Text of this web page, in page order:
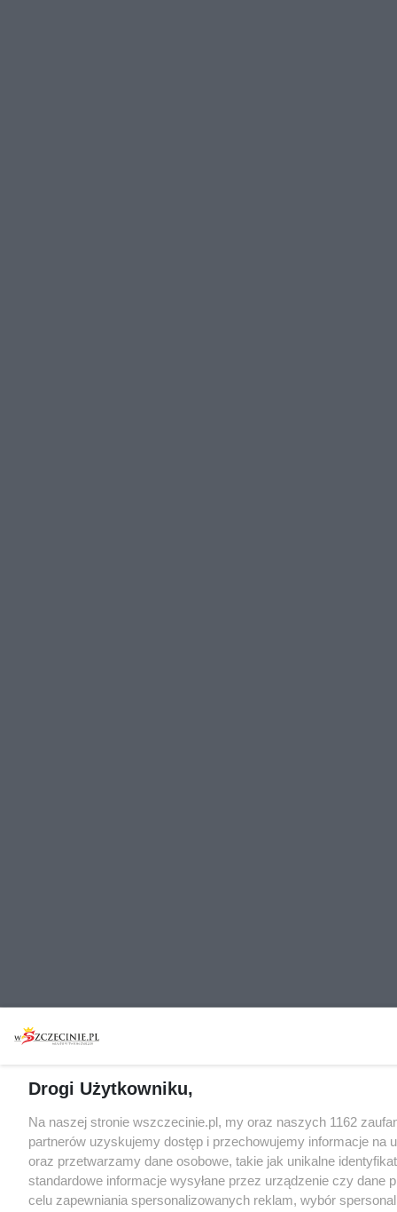
Drogi Użytkowniku,
Na naszej stronie wszczecinie.pl, my oraz naszych 1162
partnerów uzyskujemy dostęp i przechowujemy informacje na
oraz przetwarzamy dane osobowe, takie jak unikalne
standardowe informacje wysyłane przez urządzenie czy dane
celu zapewniania spersonalizowanych reklam, wybór